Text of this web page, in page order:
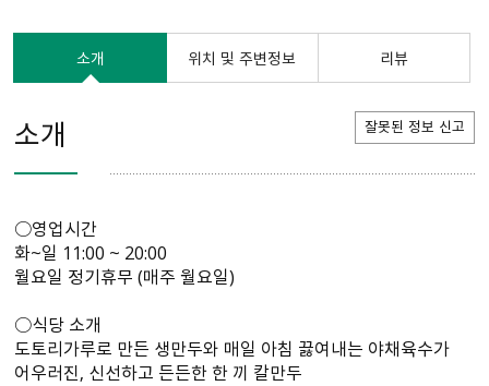
소개 위치 및 주변정보 리뷰
소개 잘못된 정보 신고
○영업시간
화~일 11:00 ~ 20:00
월요일 정기휴무 (매주 월요일)
○식당 소개
도토리가루로 만든 생만두와 매일 아침 끓여내는 야채육수가
어우러진, 신선하고 든든한 한 끼 칼만두